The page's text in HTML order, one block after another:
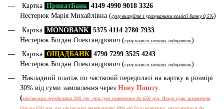
Картка ПриватБанк 4149 4990 9018 3326
Нестерюк Марія Михайлівна (суму вказуйте з урахуванням комісії банку 0,5%)
Картка MONOBANK 5375 4114 2780 7933
Нестерюк Богдан Олександрович (суму комісії оплачує відправник)
Картка ОЩАДБАНК 4790 7299 3525 4243
Нестерюк Богдан Олександрович (суму комісії оплачує відправник)
Накладний платіж по частковій передплаті на картку в розмірі
30% від суми замовлення через Нову Пошту.
(мінімальна передплата 200 грн, при сумі замовлення до 650 грн. Якщо сума замовлення